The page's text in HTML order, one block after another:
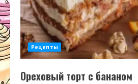
Рецепты
Ореховый торт с бананом